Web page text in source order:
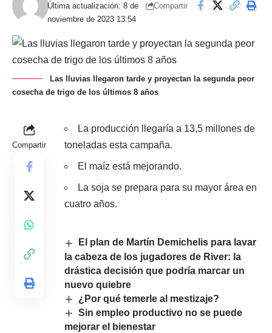
Última actualización: 8 de
noviembre de 2023 13:54
Compartir
Las lluvias llegaron tarde y proyectan la segunda peor
cosecha de trigo de los últimos 8 años
Compartir
La producción llegaría a 13,5 millones de
toneladas esta campaña.
El maíz está mejorando.
La soja se prepara para su mayor área en
cuatro años.
El plan de Martín Demichelis para lavar
la cabeza de los jugadores de River: la
drástica decisión que podría marcar un
nuevo quiebre
¿Por qué temerle al mestizaje?
Sin empleo productivo no se puede
mejorar el bienestar